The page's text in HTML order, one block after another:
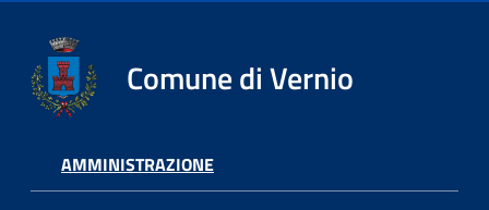
Comune di Vernio
AMMINISTRAZIONE